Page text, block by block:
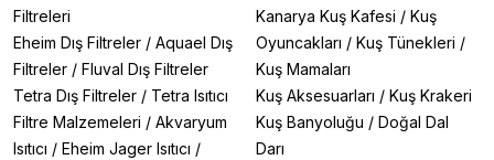
Filtreleri
Eheim Dış Filtreler / Aquael Dış
Filtreler / Fluval Dış Filtreler
Tetra Dış Filtreler / Tetra Isıtıcı
Filtre Malzemeleri / Akvaryum
Isıtıcı / Eheim Jager Isıtıcı /
Kanarya Kuş Kafesi / Kuş
Oyuncakları / Kuş Tünekleri /
Kuş Mamaları
Kuş Aksesuarları / Kuş Krakeri
Kuş Banyoluğu / Doğal Dal
Darı